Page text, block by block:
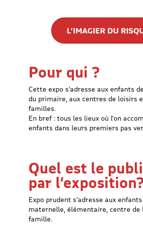
L’IMAGIER DU
Pour qui ?
Cette expo s’adresse aux enfants
du primaire, aux centres de loisirs
familles.
En bref : tous les lieux où l’on
enfants dans leurs premiers pas
Quel est le
par
Expo prudent s’adresse aux
maternelle, élémentaire, centre de
famille.